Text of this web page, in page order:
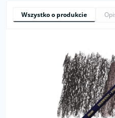
Wszystko o produkcie